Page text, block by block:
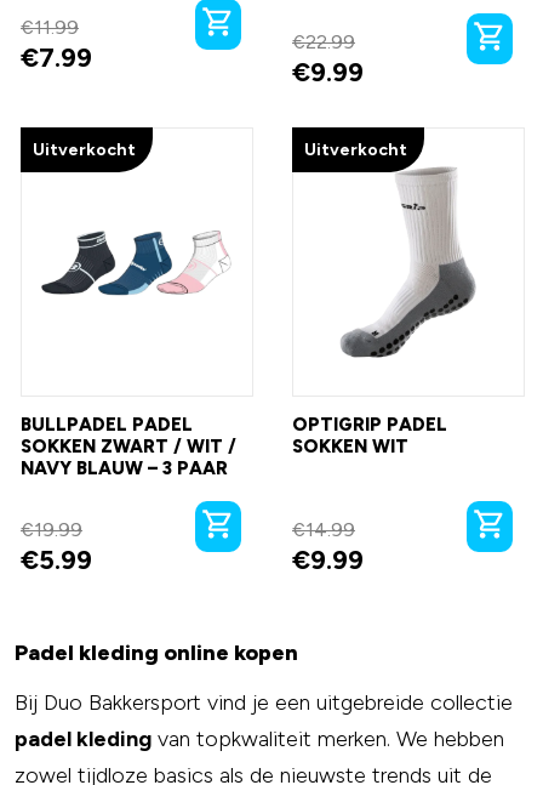
€11.99
€7.99 €22.99
€9.99
Uitverkocht
BULLPADEL PADEL
SOKKEN ZWART / WIT /
NAVY BLAUW – 3 PAAR
€19.99
€5.99
Uitverkocht
OPTIGRIP PADEL
SOKKEN WIT
€14.99
€9.99
Padel kleding online kopen
Bij Duo Bakkersport vind je een uitgebreide collectie
padel kleding van topkwaliteit merken. We hebben
zowel tijdloze basics als de nieuwste trends uit de